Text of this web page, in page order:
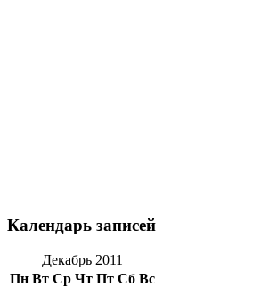
Календарь записей
Декабрь 2011
Пн Вт Ср Чт Пт Сб Вс